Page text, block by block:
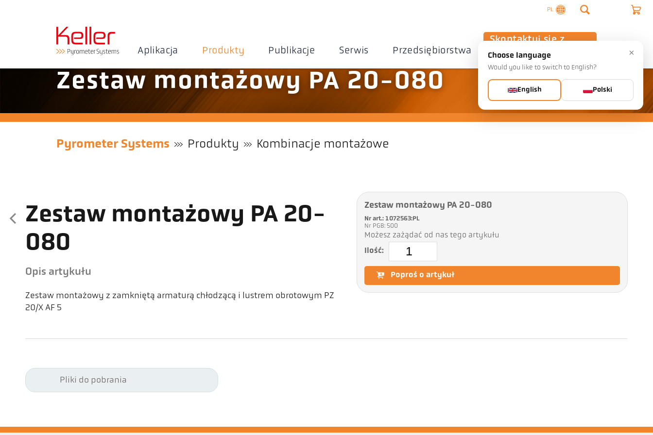
PL
Aplikacja Produkty Publikacje Serwis Przedsiębiorstwa
Skontaktuj się z
nami
Zestaw montażowy PA 20-080
Pyrometer Systems Produkty Kombinacje montażowe
Zestaw montażowy PA 20-
080
Opis artykułu
Zestaw montażowy z zamkniętą armaturą chłodzącą i lustrem obrotowym PZ
20/X AF 5
Zestaw montażowy PA 20-080
Nr art.: 1072563:PL
Nr PGB: 500
Możesz zażądać od nas tego artykułu
Ilość:
Poproś o artykuł
Pliki do pobrania
×
Choose language
Would you like to switch to English?
English Polski